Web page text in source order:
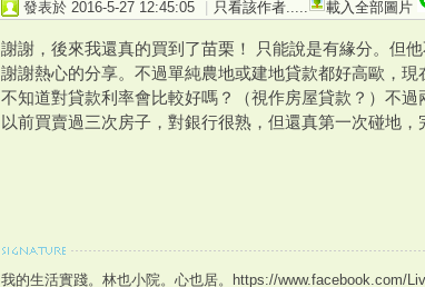
發表於 2016-5-27 12:45:05 | 只看該作者 載入全部圖片
謝謝，後來我還真的買到了苗栗！ 只能說是有緣分。但
謝謝熱心的分享。不過單純農地或建地貸款都好高歐，
不知道對貸款利率會比較好嗎？（視作房屋貸款？）不
以前買賣過三次房子，對銀行很熟，但還真第一次碰地，
我的生活實踐。林也小院。心也居。https://www.facebook.com/